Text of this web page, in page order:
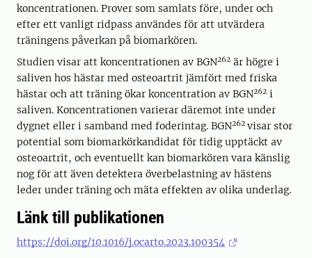
koncentrationen. Prover som samlats före, under och
efter ett vanligt ridpass användes för att utvärdera
träningens påverkan på biomarkören.
Studien visar att koncentrationen av BGN262 är högre i
saliven hos hästar med osteoartrit jämfört med friska
hästar och att träning ökar koncentration av BGN262 i
saliven. Koncentrationen varierar däremot inte under
dygnet eller i samband med foderintag. BGN262 visar stor
potential som biomarkörkandidat för tidig upptäckt av
osteoartrit, och eventuellt kan biomarkören vara känslig
nog för att även detektera överbelastning av hästens
leder under träning och mäta effekten av olika underlag.
Länk till publikationen
https://doi.org/10.1016/j.ocarto.2023.100354